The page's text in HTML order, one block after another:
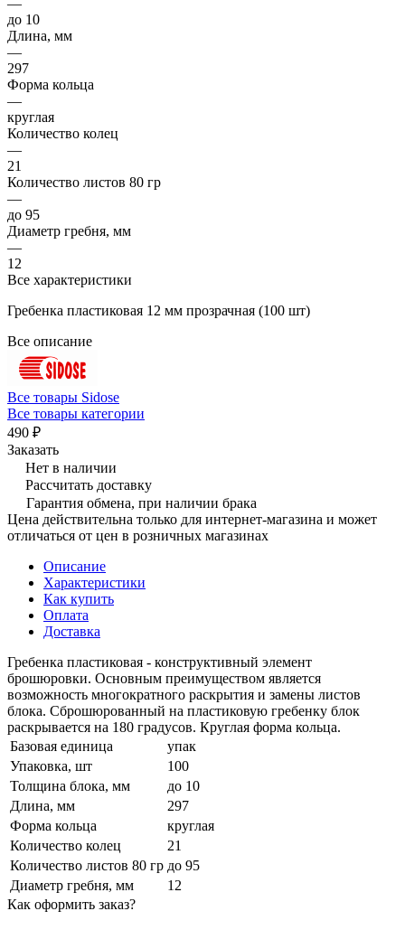
до 10
Длина, мм
—
297
Форма кольца
—
круглая
Количество колец
—
21
Количество листов 80 гр
—
до 95
Диаметр гребня, мм
—
12
Все характеристики
Гребенка пластиковая 12 мм прозрачная (100 шт)
Все описание
Все товары Sidose
Все товары категории
490 ₽
Заказать
Нет в наличии
Рассчитать доставку
Гарантия обмена, при наличии брака
Цена действительна только для интернет-магазина и может
отличаться от цен в розничных магазинах
Описание
Характеристики
Как купить
Оплата
Доставка
Гребенка пластиковая - конструктивный элемент
брошюровки. Основным преимуществом является
возможность многократного раскрытия и замены листов
блока. Сброшюрованный на пластиковую гребенку блок
раскрывается на 180 градусов. Круглая форма кольца.
Базовая единица
упак
Упаковка, шт
100
Толщина блока, мм
до 10
Длина, мм
297
Форма кольца
круглая
Количество колец
21
Количество листов 80 гр до 95
Диаметр гребня, мм
12
Как оформить заказ?